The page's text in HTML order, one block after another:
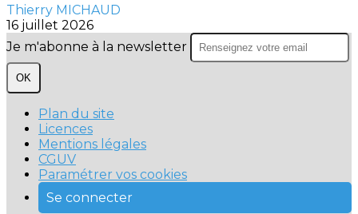
Thierry MICHAUD
16 juillet 2026
Je m'abonne à la newsletter
OK
Plan du site
Licences
Mentions légales
CGUV
Paramétrer vos cookies
Se connecter